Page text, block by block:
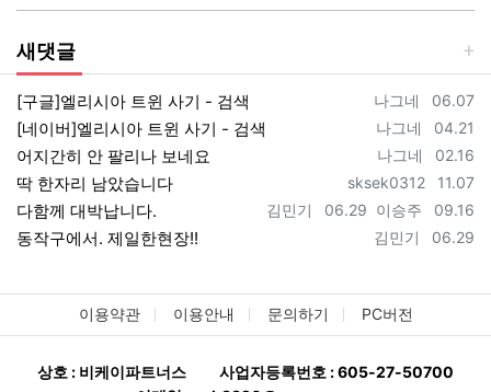
새댓글
등록자
나그네 등록일
06.07
[구글]엘리시아 트윈 사기 - 검색
등록자
나그네 등록일
04.21
[네이버]엘리시아 트윈 사기 - 검색
등록자
나그네 등록일
02.16
어지간히 안 팔리나 보네요
등록자
sksek0312 등록일
11.07
딱 한자리 남았습니다
등록자
이승주 등록일
09.16
등록자
김민기 등록일
06.29
다함께 대박납니다.
등록자
김민기 등록일
06.29
동작구에서. 제일한현장!!
이용약관 이용안내 문의하기 PC버전
상호 : 비케이파트너스
사업자등록번호 : 605-27-50700